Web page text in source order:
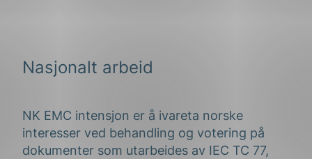
Nasjonalt arbeid
NK EMC intensjon er å ivareta norske
interesser ved behandling og votering på
dokumenter som utarbeides av IEC TC 77,